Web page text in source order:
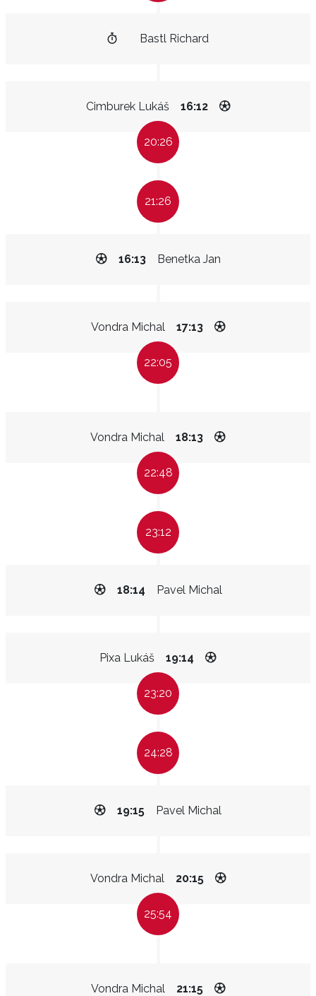
Bastl Richard
Cimburek Lukáš 16:12
20:26
21:26
Benetka Jan
16:13
Vondra Michal 17:13
22:05
Vondra Michal 18:13
22:48
23:12
Pavel Michal
18:14
Pixa Lukáš 19:14
23:20
24:28
Pavel Michal
19:15
Vondra Michal 20:15
25:54
Vondra Michal 21:15